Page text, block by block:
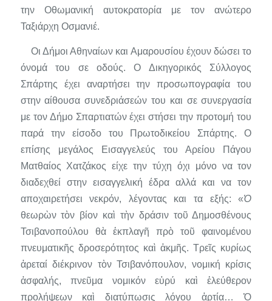
την Οθω­μανική αυτοκρατορία με τον ανώτερο
Ταξιάρχη Οσμανιέ.
Οι Δήμοι Αθηναίων και Αμαρουσίου έχουν δώσει το
όνομά του σε οδούς. Ο Δικηγορικός Σύλλογος
Σπάρτης έχει αναρτήσει την προσω­πογραφία του
στην αίθουσα συνεδριάσεών του και σε συνεργασία
με τον Δήμο Σπαρτιατών έχει στήσει την προτομή του
παρά την είσοδο του Πρωτοδικείου Σπάρτης. Ο
επίσης μεγάλος Εισαγγελεύς του Αρεί­ου Πάγου
Ματθαίος Χατζάκος είχε την τύχη όχι μόνο να τον
διαδεχθεί στην εισαγγελική έδρα αλλά και να τον
αποχαιρετήσει νεκρόν, λέγο­ντας και τα εξής: «Ὁ
θεωρὼν τὸν βίον καὶ τὴν δράσιν τοῦ Δημοσθέ­νους
Τσιβανοπούλου θὰ ἐκπλαγῆ πρὸ τοῦ φαινομένου
πνευματικῆς δροσερότητος καὶ ἀκμῆς. Τρεῖς κυρίως
ἀρεταί διέκρινον τὸν Τσιβανόπουλον, νομική κρίσις
ἀσφαλής, πνεῦμα νομικόν εὐρύ καὶ ἐλεύθερον
προλήψεων καὶ διατύπωσις λόγου ἀρτία… Ὁ